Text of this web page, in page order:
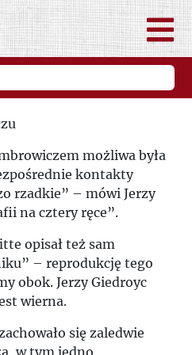
możliwa była
kontakty
rzadkie” – mówi Jerzy
na cztery ręce”.
opisał też sam
– reprodukcję tego
obok. Jerzy Giedroyc
wierna.
się zaledwie
w tym jedno